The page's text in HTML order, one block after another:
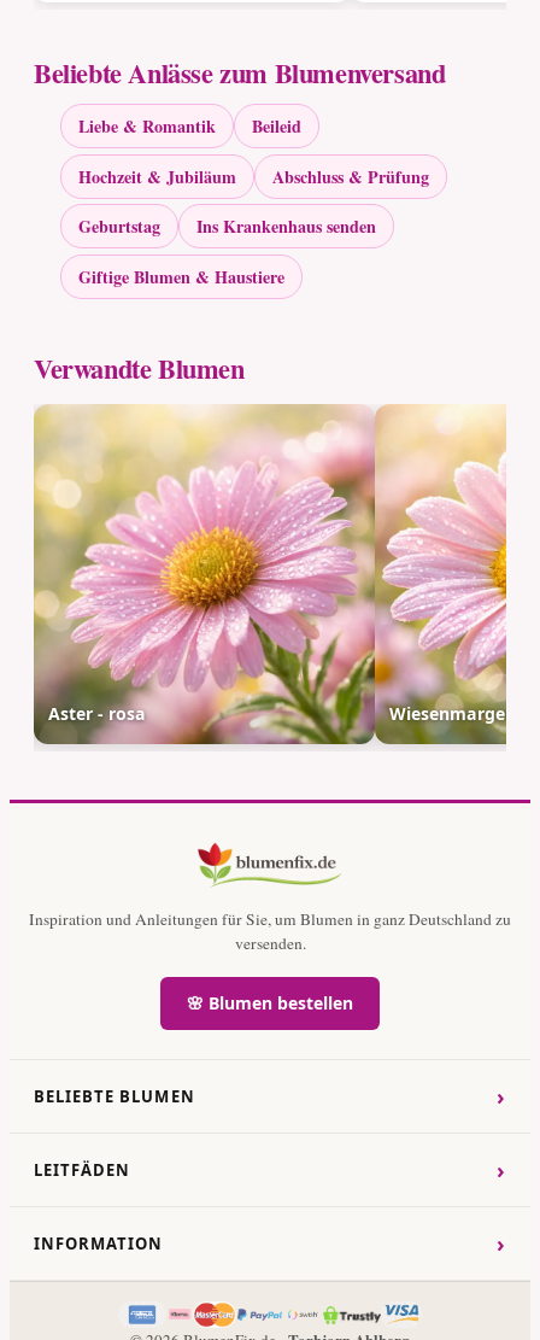
Beliebte Anlässe zum Blumenversand
Liebe & Romantik
Beileid
Hochzeit & Jubiläum
Abschluss & Prüfung
Geburtstag
Ins Krankenhaus senden
Giftige Blumen & Haustiere
Verwandte Blumen
Aster - rosa Wiesenmargerite
Inspiration und Anleitungen für Sie, um Blumen in ganz Deutschland zu
versenden.
🌸 Blumen bestellen
BELIEBTE BLUMEN ›
LEITFÄDEN ›
INFORMATION ›